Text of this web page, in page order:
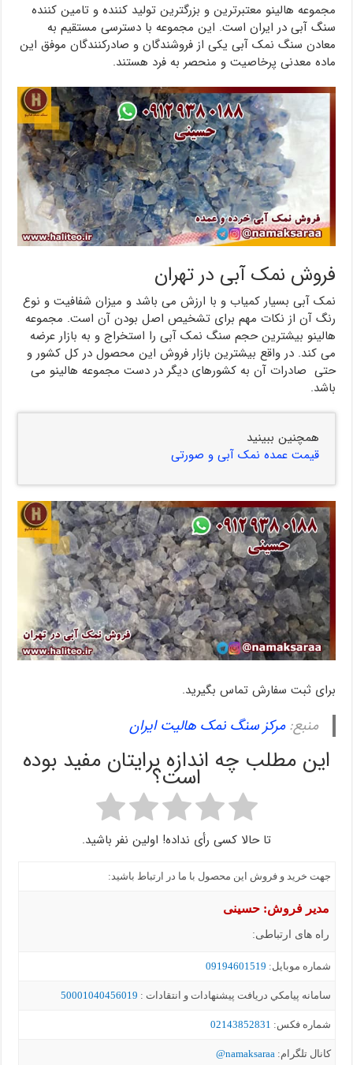
مجموعه هالینو معتبرترین و بزرگترین تولید کننده و تامین کننده
سنگ آبی در ایران است. این مجموعه با دسترسی مستقیم به
معادن سنگ نمک آبی یکی از فروشندگان و صادرکنندگان موفق این
ماده معدنی پرخاصیت و منحصر به فرد هستند.
فروش نمک آبی در تهران
نمک آبی بسیار کمیاب و با ارزش می باشد و میزان شفافیت و نوع
رنگ آن از نکات مهم برای تشخیص اصل بودن آن است. مجموعه
هالینو بیشترین حجم سنگ نمک آبی را استخراج و به بازار عرضه
می کند. در واقع بیشترین بازار فروش این محصول در کل کشور و
حتی صادرات آن به کشورهای دیگر در دست مجموعه هالینو می
باشد.
همچنین ببینید
قیمت عمده نمک آبی و صورتی
برای ثبت سفارش تماس بگیرید.
منبع:مرکز سنگ نمک هالیت ایران
این مطلب چه اندازه برایتان مفید بوده
است؟
تا حالا کسی رأی نداده! اولین نفر باشید.
جهت خرید و فروش این محصول با ما در ارتباط باشید:
مدیر فروش: حسینی
راه های ارتباطی:
شماره موبايل: 09194601519
سامانه پيامکي دریافت پیشنهادات و انتقادات : 50001040456019
شماره فکس: 02143852831
کانال تلگرام:namaksaraa@